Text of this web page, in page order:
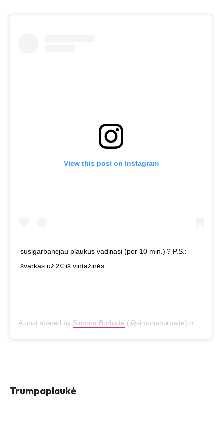
View this post on Instagram
susigarbanojau plaukus vadinasi (per 10 min.) ? P.S.:
švarkas už 2€ iš vintažinės
A post shared by Simona Burbaitė (@simonaburbaite) on
Trumpaplaukė